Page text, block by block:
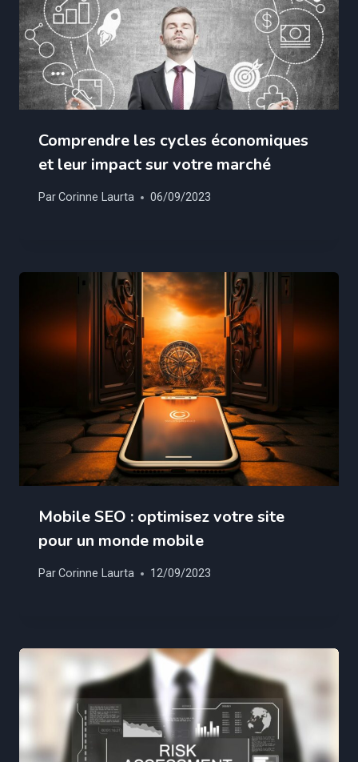
Comprendre les cycles économiques
et leur impact sur votre marché
ParCorinne Laurta 06/09/2023
Mobile SEO : optimisez votre site
pour un monde mobile
ParCorinne Laurta 12/09/2023